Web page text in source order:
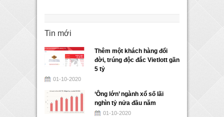
Tin mới
Thêm một khách hàng đổi
đời, trúng độc đắc Vietlott gần
5 tỷ
01-10-2020
‘Ông lớn’ ngành xổ số lãi
nghìn tỷ nửa đầu năm
01-10-2020